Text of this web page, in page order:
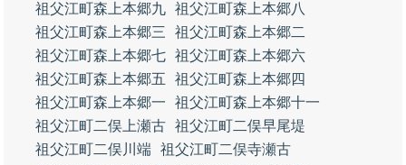
祖父江町森上本郷九 祖父江町森上本郷八
祖父江町森上本郷三
祖父江町森上本郷二
祖父江町森上本郷七 祖父江町森上本郷六
祖父江町森上本郷五
祖父江町森上本郷四
祖父江町森上本郷一
祖父江町森上本郷十一
祖父江町二俣上瀬古 祖父江町二俣早尾堤
祖父江町二俣川端 祖父江町二俣寺瀬古